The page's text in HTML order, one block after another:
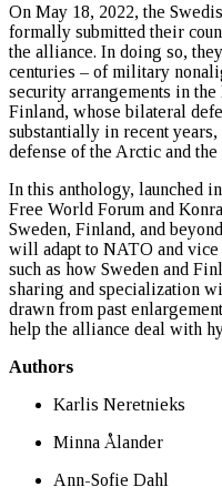
On May 18, 2022, the
formally submitted their
the alliance. In doing so,
centuries – of military
security arrangements in
Finland, whose bilateral
substantially in recent
defense of the Arctic and
In this anthology, launched
Free World Forum and
Sweden, Finland, and
will adapt to NATO and
such as how Sweden and
sharing and specialization
drawn from past
help the alliance deal with
Authors
Karlis Neretnieks
Minna Ålander
Ann-Sofie Dahl